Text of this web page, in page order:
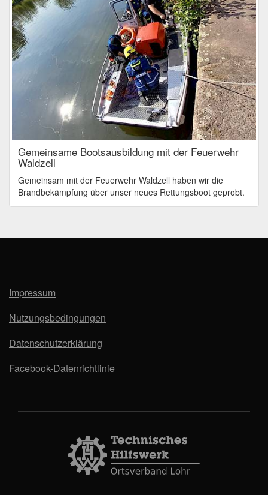
Gemeinsame Bootsausbildung mit der Feuerwehr
Waldzell
Gemeinsam mit der Feuerwehr Waldzell haben wir die
Brandbekämpfung über unser neues Rettungsboot geprobt.
Impressum
Nutzungsbedingungen
Datenschutzerklärung
Facebook-Datenrichtlinie